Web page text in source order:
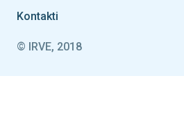
Kontakti
© IRVE, 2018